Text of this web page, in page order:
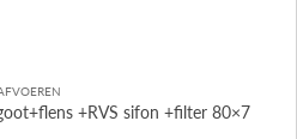
+RVS sifon +filter 80×7